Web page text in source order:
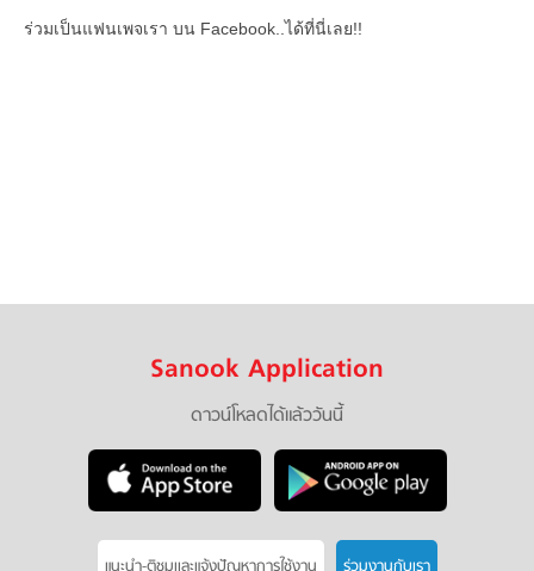
ร่วมเป็นแฟนเพจเรา บน Facebook..ได้ที่นี่เลย!!
Sanook Application
ดาวน์โหลดได้แล้ววันนี้